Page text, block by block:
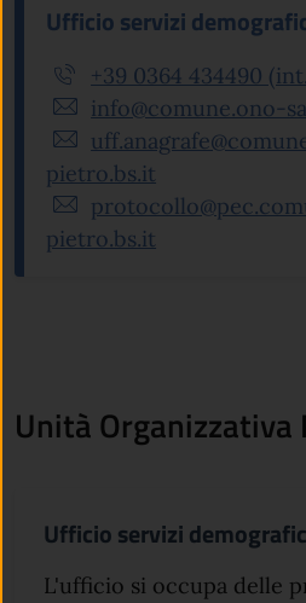
Ufficio servizi
+39 0364 434490
info@comune.ono-
pietro.bs.it
pietro.bs.it
Unità Organizzativa
Ufficio servizi
L'ufficio si occupa delle